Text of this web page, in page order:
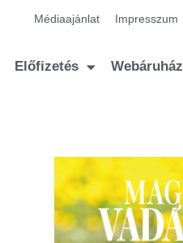
Médiaajánlat Impresszum
Előfizetés Webáruház